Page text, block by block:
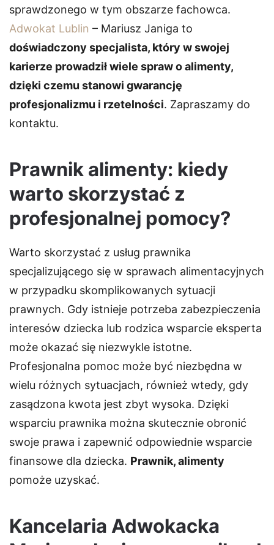
sprawdzonego w tym obszarze fachowca.
Adwokat Lublin – Mariusz Janiga to
doświadczony specjalista, który w swojej
karierze prowadził wiele spraw o alimenty,
dzięki czemu stanowi gwarancję
profesjonalizmu i rzetelności. Zapraszamy do
kontaktu.
Prawnik alimenty: kiedy
warto skorzystać z
profesjonalnej pomocy?
Warto skorzystać z usług prawnika
specjalizującego się w sprawach alimentacyjnych
w przypadku skomplikowanych sytuacji
prawnych. Gdy istnieje potrzeba zabezpieczenia
interesów dziecka lub rodzica wsparcie eksperta
może okazać się niezwykle istotne.
Profesjonalna pomoc może być niezbędna w
wielu różnych sytuacjach, również wtedy, gdy
zasądzona kwota jest zbyt wysoka. Dzięki
wsparciu prawnika można skutecznie obronić
swoje prawa i zapewnić odpowiednie wsparcie
finansowe dla dziecka. Prawnik, alimenty
pomoże uzyskać.
Kancelaria Adwokacka